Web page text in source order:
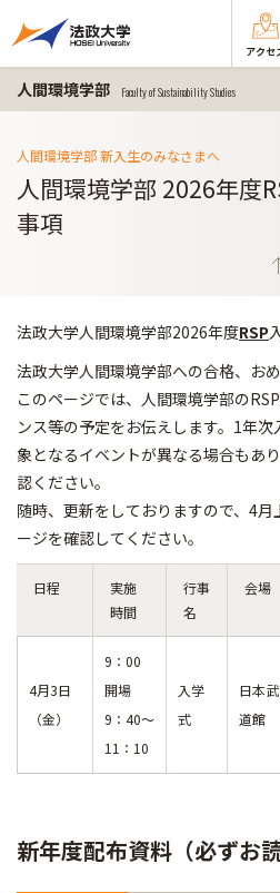
アクセ
人間環境学部 Faculty of Sustainability Studies
人間環境学部 新入生のみなさまへ
人間環境学部 2026年度
事項
法政大学人間環境学部2026年度RSP
法政大学人間環境学部への合格、お
このページでは、人間環境学部の
ンス等の予定をお伝えします。1年
象となるイベントが異なる場合もあ
認ください。
随時、更新をしておりますので、4
ージを確認してください。
日程
実施
時間
行事
名
会場
4月3日
（金）
9：00
開場
9：40～
11：10
入学
式
日本武
道館
新年度配布資料（必ずお